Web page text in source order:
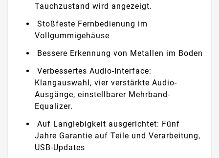
Tauchzustand wird angezeigt.
Stoßfeste Fernbedienung im
Vollgummigehäuse
Bessere Erkennung von Metallen im Boden
Verbessertes Audio-Interface:
Klangauswahl, vier verstärkte Audio-
Ausgänge, einstellbarer Mehrband-
Equalizer.
Auf Langlebigkeit ausgerichtet: Fünf
Jahre Garantie auf Teile und Verarbeitung,
USB-Updates